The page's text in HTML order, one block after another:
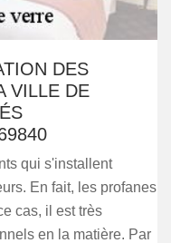
DES
VILLE DE
qui s'installent
En fait, les profanes
cas, il est très
en la matière. Par